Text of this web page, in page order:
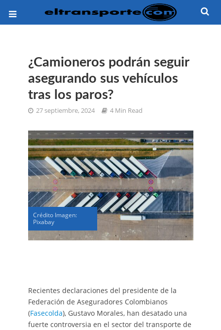
¿Camioneros podrán seguir
asegurando sus vehículos
tras los paros?
27 septiembre, 2024 4 Min Read
Crédito Imagen:
Pixabay
Recientes declaraciones del presidente de la
Federación de Aseguradores Colombianos
(Fasecolda), Gustavo Morales, han desatado una
fuerte controversia en el sector del transporte de